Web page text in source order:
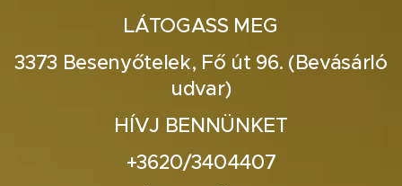
LÁTOGASS MEG
3373 Besenyőtelek, Fő út 96. (Bevásárló
udvar)
HÍVJ BENNÜNKET
+3620/3404407